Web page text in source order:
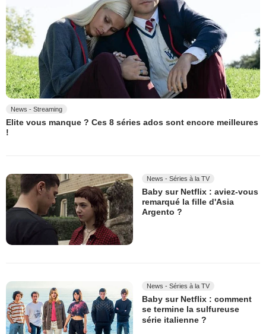
News - Streaming
Elite vous manque ? Ces 8 séries ados sont encore meilleures
!
News - Séries à la TV
Baby sur Netflix : aviez-vous
remarqué la fille d'Asia
Argento ?
News - Séries à la TV
Baby sur Netflix : comment
se termine la sulfureuse
série italienne ?